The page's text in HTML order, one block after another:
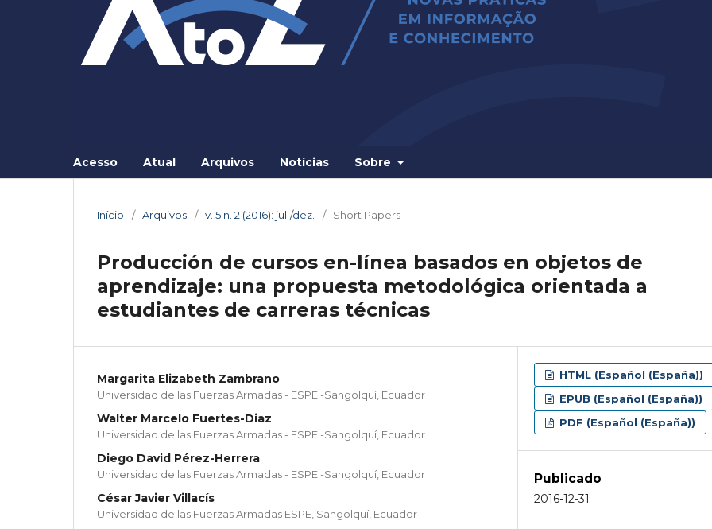
Acesso Atual Arquivos Notícias Sobre
Início / Arquivos / v. 5 n. 2 (2016): jul./dez. / Short Papers
Producción de cursos en-línea basados en objetos de
aprendizaje: una propuesta metodológica orientada a
estudiantes de carreras técnicas
Margarita Elizabeth Zambrano
Universidad de las Fuerzas Armadas - ESPE -Sangolquí, Ecuador
Walter Marcelo Fuertes-Diaz
Universidad de las Fuerzas Armadas - ESPE -Sangolquí, Ecuador
Diego David Pérez-Herrera
Universidad de las Fuerzas Armadas - ESPE -Sangolquí, Ecuador
César Javier Villacís
Universidad de las Fuerzas Armadas ESPE, Sangolquí, Ecuador
HTML (Español (España))
EPUB (Español (España))
PDF (Español (España))
Publicado
2016-12-31